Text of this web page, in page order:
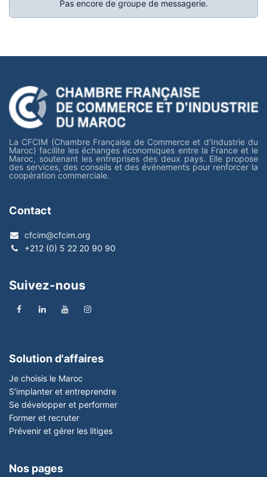
Pas encore de groupe de messagerie.
La CFCIM (Chambre Française de Commerce et d'Industrie du
Maroc) facilite les échanges économiques entre la France et le
Maroc, soutenant les entreprises des deux pays. Elle propose
des services, des conseils et des événements pour renforcer la
coopération commerciale.
Contact
cfcim@cfcim.org
+212 (0) 5 22 20 90 90
Suivez-nous
Solution d'affaires
Je choisis le Maroc
S'implanter et entreprendre
Se développer et performer
Former et recruter
Prévenir et gérer les litiges
Nos pages